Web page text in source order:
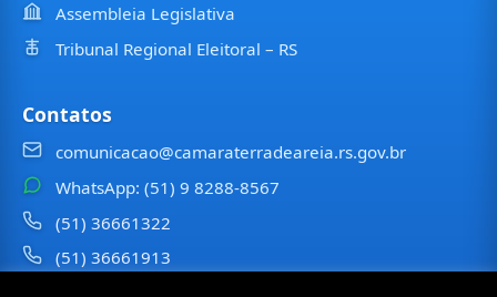
Assembleia Legislativa
Tribunal Regional Eleitoral – RS
Contatos
comunicacao@camaraterradeareia.rs.gov.br
WhatsApp: (51) 9 8288-8567
(51) 36661322
(51) 36661913